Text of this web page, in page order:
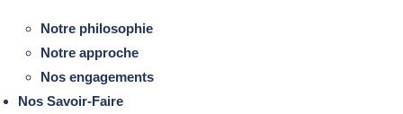
Notre philosophie
Notre approche
Nos engagements
Nos Savoir-Faire